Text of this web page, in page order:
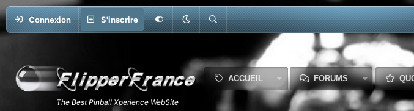
Connexion S'inscrire
ACCUEIL FORUMS